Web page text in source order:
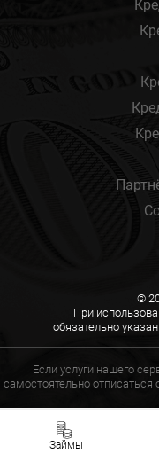
Займы
©
При
обязательно
Если услуги нашего
самостоятельно